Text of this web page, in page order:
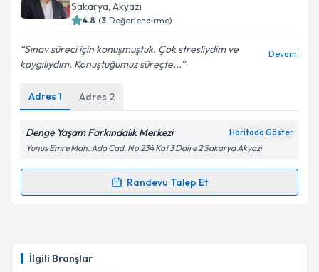
İlgili Branşlar
Sakarya, Akyazı
4.8 (3 Değerlendirme)
Sınav süreci için konuşmuştuk. Çok stresliydim ve
kaygılıydım. Konuştuğumuz süreçte...
Devamı
Adres 1 Adres 2
Denge Yaşam Farkındalık Merkezi Haritada Göster
Yunus Emre Mah. Ada Cad. No 234 Kat 3 Daire 2 Sakarya Akyazı
Randevu Talep Et
Randevu Takvimi Talebi
için bir takvim hazırlandığında e-posta ile